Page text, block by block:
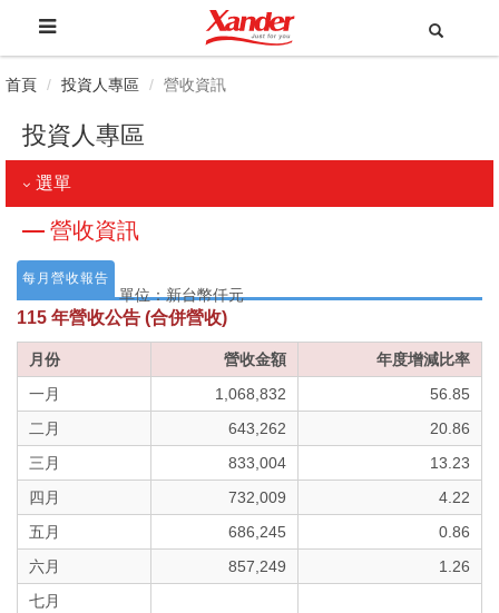
首頁 投資人專區 營收資訊
投資人專區
選單
營收資訊
每月營收報告
單位：新台幣仟元
115 年營收公告 (合併營收)
月份 營收金額
年度增減比率
一月
1,068,832
56.85
二月
643,262
20.86
三月
833,004
13.23
四月
732,009
4.22
五月
686,245
0.86
六月
857,249
1.26
七月